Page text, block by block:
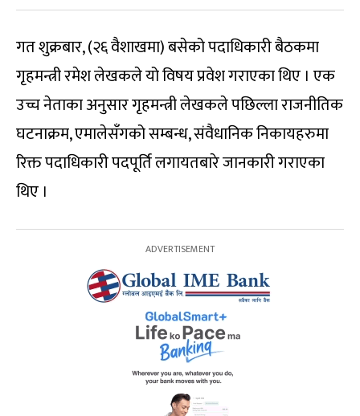
गत शुक्रबार, (२६ वैशाखमा) बसेको पदाधिकारी बैठकमा
गृहमन्त्री रमेश लेखकले यो विषय प्रवेश गराएका थिए । एक
उच्च नेताका अनुसार गृहमन्त्री लेखकले पछिल्ला राजनीतिक
घटनाक्रम, एमालेसँगको सम्बन्ध, संवैधानिक निकायहरुमा
रिक्त पदाधिकारी पदपूर्ति लगायतबारे जानकारी गराएका
थिए ।